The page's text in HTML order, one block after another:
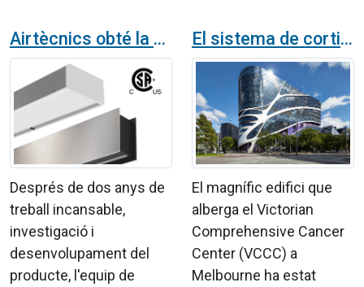
Airtècnics obté la certificació CSA/UL per a la venda de cortines d'aire al Canadà i als EUA
Després de dos anys de
treball incansable,
investigació i
desenvolupament del
producte, l'equip de
El sistema de cortines d'aire Dam Twin en el Victorian Comprehensive Cancer Center de Melbourne, Austràlia
El magnífic edifici que
alberga el Victorian
Comprehensive Cancer
Center (VCCC) a
Melbourne ha estat